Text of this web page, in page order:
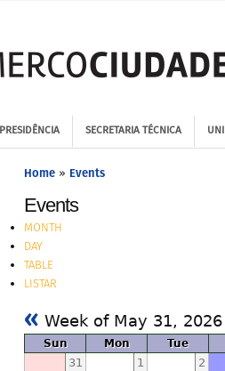
PRESIDÊNCIA SECRETARIA TÉCNICA
Home » Events
Events
MONTH
DAY
TABLE
LISTAR
« Week of May 31,
Sun Mon Tue
31 1 2